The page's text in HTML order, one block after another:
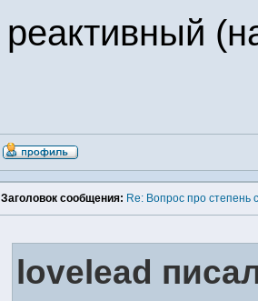
реактивный
Заголовок сообщения: Re: Вопрос про степень
lovelead